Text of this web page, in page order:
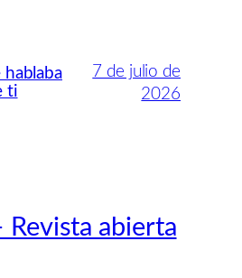
hablaba
ti
7 de julio de
2026
Revista abierta